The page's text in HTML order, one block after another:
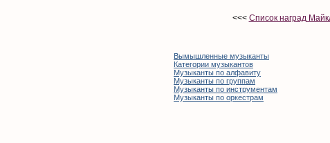
<<< Список наград
Вымышленные музыканты
Категории музыкантов
Музыканты по алфавиту
Музыканты по группам
Музыканты по инструментам
Музыканты по оркестрам